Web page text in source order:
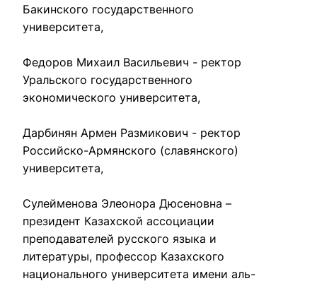
Бакинского государственного
университета,
Федоров Михаил Васильевич - ректор
Уральского государственного
экономического университета,
Дарбинян Армен Размикович - ректор
Российско-Армянского (славянского)
университета,
Сулейменова Элеонора Дюсеновна –
президент Казахской ассоциации
преподавателей русского языка и
литературы, профессор Казахского
национального университета имени аль-